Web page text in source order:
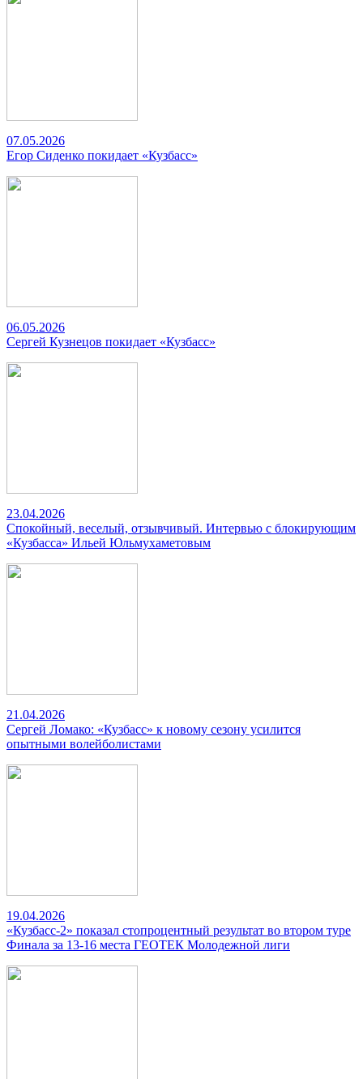
07.05.2026
Егор Сиденко покидает «Кузбасс»
06.05.2026
Сергей Кузнецов покидает «Кузбасс»
23.04.2026
Спокойный, веселый, отзывчивый. Интервью с блокирующим
«Кузбасса» Ильей Юльмухаметовым
21.04.2026
Сергей Ломако: «Кузбасс» к новому сезону усилится
опытными волейболистами
19.04.2026
«Кузбасс-2» показал стопроцентный результат во втором туре
Финала за 13-16 места ГЕОТЕК Молодежной лиги